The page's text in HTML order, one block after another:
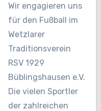
Wir engagieren uns
für den Fußball im
Wetzlarer
Traditionsverein
RSV 1929
Büblingshausen e.V.
Die vielen Sportler
der zahlreichen